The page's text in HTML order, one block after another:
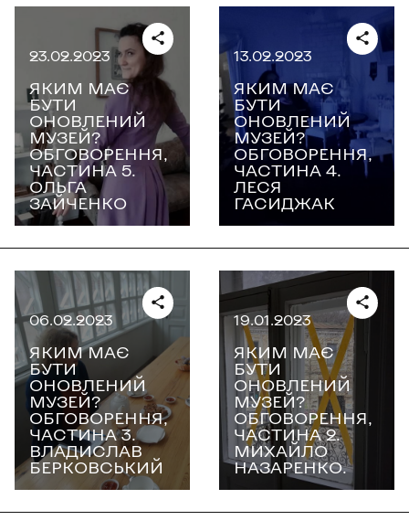
23.02.2023
ЯКИМ МАЄ
БУТИ
ОНОВЛЕНИЙ
МУЗЕЙ?
ОБГОВОРЕННЯ,
ЧАСТИНА 5.
ОЛЬГА
ЗАЙЧЕНКО
13.02.2023
ЯКИМ МАЄ
БУТИ
ОНОВЛЕНИЙ
МУЗЕЙ?
ОБГОВОРЕННЯ,
ЧАСТИНА 4.
ЛЕСЯ
ГАСИДЖАК
06.02.2023
ЯКИМ МАЄ
БУТИ
ОНОВЛЕНИЙ
МУЗЕЙ?
ОБГОВОРЕННЯ,
ЧАСТИНА 3.
ВЛАДИСЛАВ
БЕРКОВСЬКИЙ
19.01.2023
ЯКИМ МАЄ
БУТИ
ОНОВЛЕНИЙ
МУЗЕЙ?
ОБГОВОРЕННЯ,
ЧАСТИНА 2.
МИХАЙЛО
НАЗАРЕНКО.